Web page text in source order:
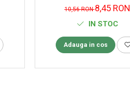
10,56 RON8,45 RON
IN STOC
Adauga in cos